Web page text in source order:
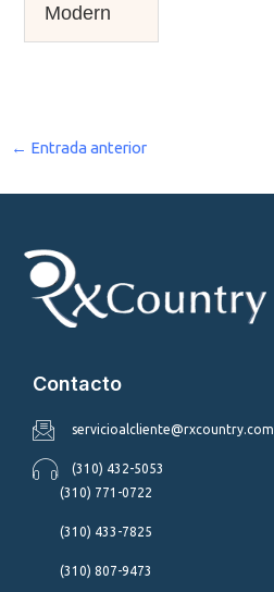
Modern
← Entrada anterior
Contacto
(310) 432-5053
(310) 771-0722
(310) 433-7825
(310) 807-9473